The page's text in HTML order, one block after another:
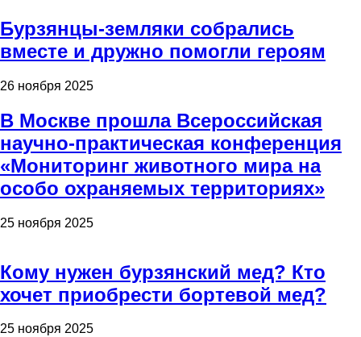
Бурзянцы-земляки собрались
вместе и дружно помогли героям
26 ноября 2025
В Москве прошла Всероссийская
научно-практическая конференция
«Мониторинг животного мира на
особо охраняемых территориях»
25 ноября 2025
Кому нужен бурзянский мед? Кто
хочет приобрести бортевой мед?
25 ноября 2025